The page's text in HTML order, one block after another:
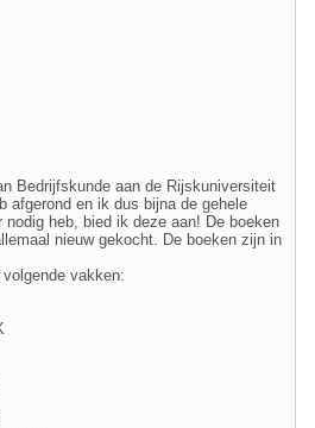
Bedrijfskunde aan de Rijskuniversiteit
afgerond en ik dus bijna de gehele
nodig heb, bied ik deze aan! De boeken
nieuw gekocht. De boeken zijn in
vakken: